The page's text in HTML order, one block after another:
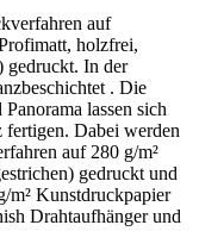
auf
holzfrei,
gedruckt. In der
. Die
lassen sich
Dabei werden
auf 280 g/m²
gedruckt und
m² Kunstdruckpapier
Drahtaufhänger und